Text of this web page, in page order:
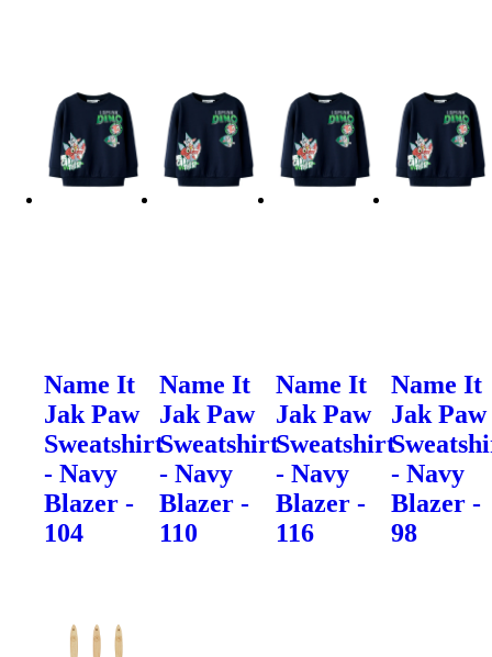
Name It
Jak Paw
Sweatshirt
- Navy
Blazer -
104
Name It
Jak Paw
Sweatshirt
- Navy
Blazer -
110
Name It
Jak Paw
Sweatshirt
- Navy
Blazer -
116
Name It
Jak Paw
- Navy
Blazer -
98